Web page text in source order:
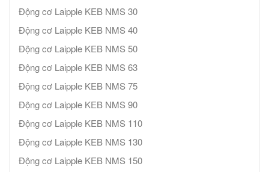
Động cơ Laipple KEB NMS 30
Động cơ Laipple KEB NMS 40
Động cơ Laipple KEB NMS 50
Động cơ Laipple KEB NMS 63
Động cơ Laipple KEB NMS 75
Động cơ Laipple KEB NMS 90
Động cơ Laipple KEB NMS 110
Động cơ Laipple KEB NMS 130
Động cơ Laipple KEB NMS 150